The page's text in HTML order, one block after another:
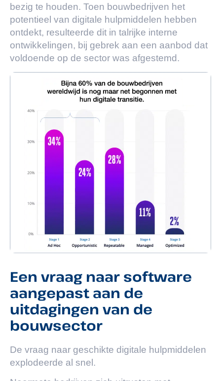
bezig te houden. Toen bouwbedrijven het
potentieel van digitale hulpmiddelen hebben
ontdekt, resulteerde dit in talrijke interne
ontwikkelingen, bij gebrek aan een aanbod dat
voldoende op de sector was afgestemd.
Een vraag naar software
aangepast aan de
uitdagingen van de
bouwsector
De vraag naar geschikte digitale hulpmiddelen
explodeerde al snel.